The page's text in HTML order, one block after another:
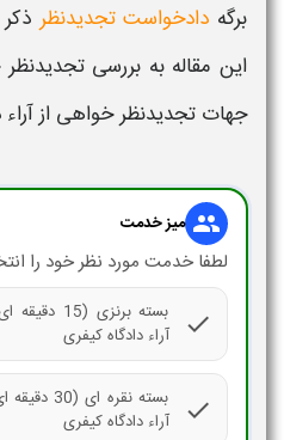
برگه دادخواست تجدیدنظر
این مقاله به بررسی
جهات تجدیدنظر خواهی از آراء
group میز خدمت
لطفا خدمت مورد نظر خود را
check
بسته
آراء دادگاه کیفری
check
بسته
آراء دادگاه کیفری